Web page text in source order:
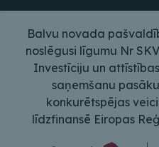
Balvu novada
noslēgusi līgumu Nr
Investīciju un
saņemšanu
konkurētspējas
līdzfinansē Eiropas